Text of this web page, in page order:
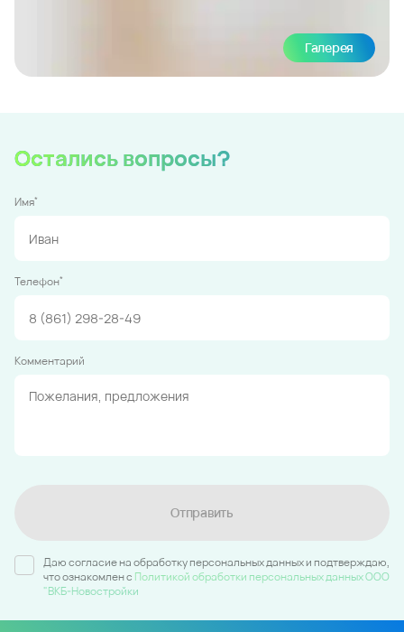
Галерея
Остались вопросы?
Имя*
Телефон*
Комментарий
Отправить
Даю согласие на обработку персональных данных и подтверждаю,
что ознакомлен c Политикой обработки персональных данных ООО
"ВКБ-Новостройки